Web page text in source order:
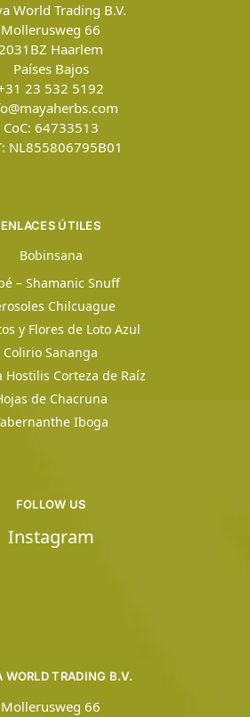
World Trading B.V.
Mollerusweg 66
Haarlem
Países Bajos
23 532 5192
CoC: 64733513
NL855806795B01
ENLACES ÚTILES
Bobinsana
– Shamanic Snuff
Chilcuague
y Flores de Loto Azul
Colirio Sananga
Hostilis Corteza de Raíz
de Chacruna
Iboga
WORLD TRADING B.V.
Mollerusweg 66
FOLLOW US
Instagram